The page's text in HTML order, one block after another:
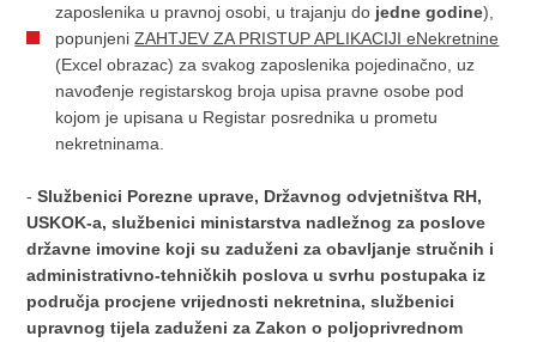
zaposlenika u pravnoj osobi, u trajanju do jedne godine),
popunjeniZAHTJEV ZA PRISTUP APLIKACIJI eNekretnine
(Excel obrazac) za svakog zaposlenika pojedinačno, uz
navođenje registarskog broja upisa pravne osobe pod
kojom je upisana u Registar posrednika u prometu
nekretninama.
-Službenici Porezne uprave, Državnog odvjetništva RH,
USKOK-a, službenici ministarstva nadležnog za poslove
državne imovine koji su zaduženi za obavljanje stručnih i
administrativno-tehničkih poslova u svrhu postupaka iz
područja procjene vrijednosti nekretnina, službenici
upravnog tijela zaduženi za Zakon o poljoprivrednom